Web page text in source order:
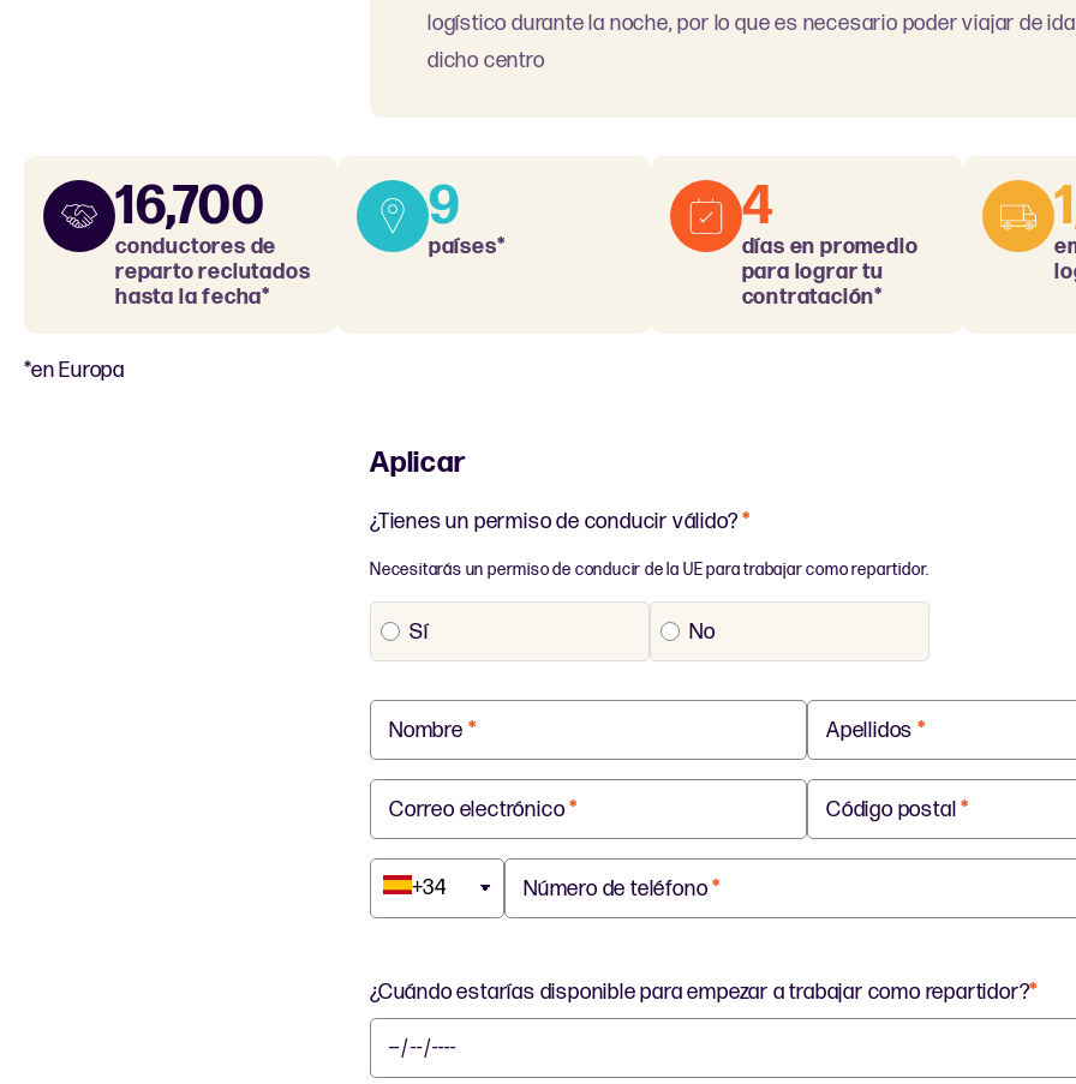
logístico durante la noche, por lo que es necesario poder viajar de
dicho centro
16,700
conductores de
reparto reclutados
hasta la fecha*
9
países*
4
días en promedio
para lograr tu
contratación*
*en Europa
Aplicar
¿Tienes un permiso de conducir válido?*
Necesitarás un permiso de conducir de la UE para trabajar como repartidor.
Sí No
Nombre * Apellidos *
Correo electrónico* Código postal*
+34 Número de teléfono*
¿Cuándo estarías disponible para empezar a trabajar como repartidor?*